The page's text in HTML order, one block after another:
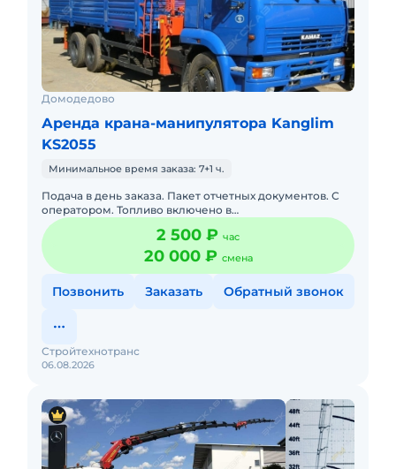
Домодедово
Аренда крана-манипулятора Kanglim
KS2055
Минимальное время заказа: 7+1 ч.
Подача в день заказа. Пакет отчетных документов. С
оператором. Топливо включено в
стоимость.Полноценный бортовой автомобиль Камаз
с собственной кран-манипулятор
2 500 ₽ час
20 000 ₽ смена
Позвонить Заказать Обратный звонок
06.08.2026
Стройтехнотранс